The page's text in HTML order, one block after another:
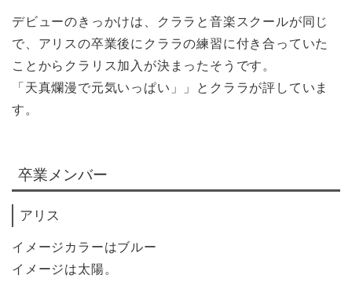
デビューのきっかけは、クララと音楽スクールが同じ
で、アリスの卒業後にクララの練習に付き合っていた
ことからクラリス加入が決まったそうです。
「天真爛漫で元気いっぱい」」とクララが評していま
す。
卒業メンバー
アリス
イメージカラーはブルー
イメージは太陽。